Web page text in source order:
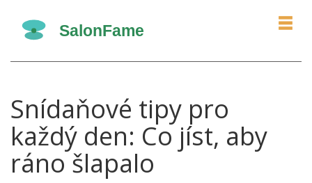
Snídaňové tipy pro
každý den: Co jíst, aby
ráno šlapalo